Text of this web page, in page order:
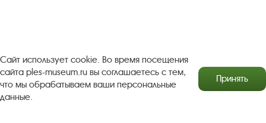
Антикоррупционная деятельность
Сайт использует cookie. Во время посещения
сайта ples-museum.ru вы соглашаетесь с тем,
что мы обрабатываем ваши персональные
данные.
Принять